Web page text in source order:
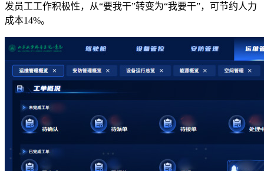
发员工工作积极性，从“要我干”转变为“我要干”，可节约人力
成本14%。